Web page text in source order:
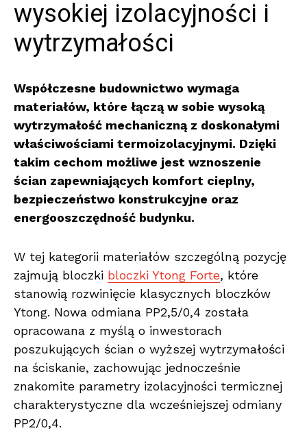
wysokiej izolacyjności i
wytrzymałości
Współczesne budownictwo wymaga
materiałów, które łączą w sobie wysoką
wytrzymałość mechaniczną z doskonałymi
właściwościami termoizolacyjnymi. Dzięki
takim cechom możliwe jest wznoszenie
ścian zapewniających komfort cieplny,
bezpieczeństwo konstrukcyjne oraz
energooszczędność budynku.
W tej kategorii materiałów szczególną pozycję
zajmują bloczki bloczki Ytong Forte, które
stanowią rozwinięcie klasycznych bloczków
Ytong. Nowa odmiana PP2,5/0,4 została
opracowana z myślą o inwestorach
poszukujących ścian o wyższej wytrzymałości
na ściskanie, zachowując jednocześnie
znakomite parametry izolacyjności termicznej
charakterystyczne dla wcześniejszej odmiany
PP2/0,4.